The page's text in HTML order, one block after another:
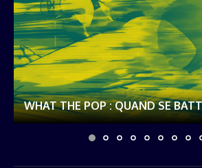
WHAT THE POP : QUAND SE